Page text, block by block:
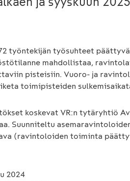
työntekijän työsuhteet
mahdollistaa,
pisteisiin. Vuoro- ja
toimipisteiden
koskevat VR:n tytäryhtiö
Suunniteltu
(ravintoloiden toiminta
2024